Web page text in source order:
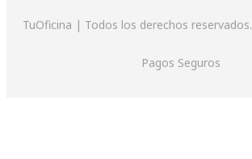
TuOficina | Todos los derechos reservados.
Pagos Seguros